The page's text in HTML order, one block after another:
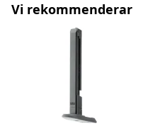
Vi rekommenderar